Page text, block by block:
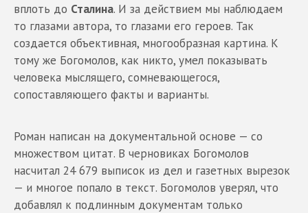
вплоть до Сталина. И за действием мы наблюдаем
то глазами автора, то глазами его героев. Так
создается объективная, многообразная картина. К
тому же Богомолов, как никто, умел показывать
человека мыслящего, сомневающегося,
сопоставляющего факты и варианты.
Роман написан на документальной основе — со
множеством цитат. В черновиках Богомолов
насчитал 24 679 выписок из дел и газетных вырезок
— и многое попало в текст. Богомолов уверял, что
добавлял к подлинным документам только